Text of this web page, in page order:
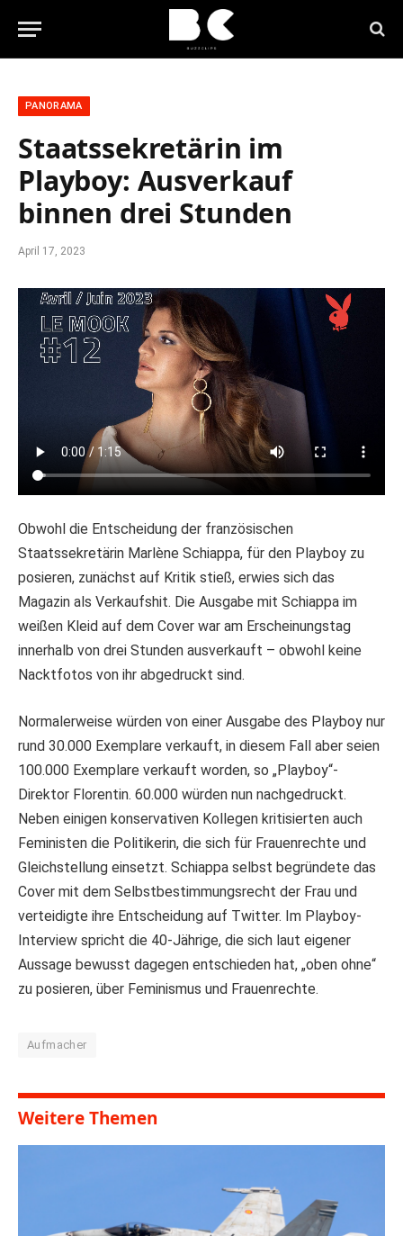
PANORAMA
Staatssekretärin im
Playboy: Ausverkauf
binnen drei Stunden
April 17, 2023
Obwohl die Entscheidung der französischen
Staatssekretärin Marlène Schiappa, für den Playboy zu
posieren, zunächst auf Kritik stieß, erwies sich das
Magazin als Verkaufshit. Die Ausgabe mit Schiappa im
weißen Kleid auf dem Cover war am Erscheinungstag
innerhalb von drei Stunden ausverkauft – obwohl keine
Nacktfotos von ihr abgedruckt sind.
Normalerweise würden von einer Ausgabe des Playboy nur
rund 30.000 Exemplare verkauft, in diesem Fall aber seien
100.000 Exemplare verkauft worden, so „Playboy“-
Direktor Florentin. 60.000 würden nun nachgedruckt.
Neben einigen konservativen Kollegen kritisierten auch
Feministen die Politikerin, die sich für Frauenrechte und
Gleichstellung einsetzt. Schiappa selbst begründete das
Cover mit dem Selbstbestimmungsrecht der Frau und
verteidigte ihre Entscheidung auf Twitter. Im Playboy-
Interview spricht die 40-Jährige, die sich laut eigener
Aussage bewusst dagegen entschieden hat, „oben ohne“
zu posieren, über Feminismus und Frauenrechte.
Aufmacher
Weitere Themen